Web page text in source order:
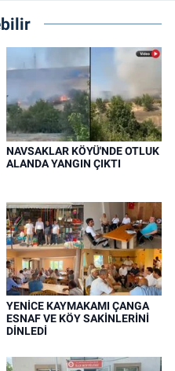
NAVSAKLAR KÖYÜ'NDE OTLUK
ALANDA YANGIN ÇIKTI
YENİCE KAYMAKAMI ÇANGA
ESNAF VE KÖY SAKİNLERİNİ
DİNLEDİ